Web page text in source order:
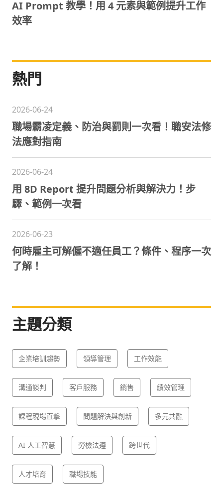
AI Prompt 教學！用 4 元素與範例提升工作
效率
熱門
2026-06-24
職場霸凌定義、防治與罰則一次看！職安法修
法應對指南
2026-06-24
用 8D Report 提升問題分析與解決力！步
驟、範例一次看
2026-06-23
何時雇主可解僱不適任員工？條件、程序一次
了解！
主題分類
企業培訓趨勢 領導管理 工作效能
溝通談判 客戶服務 銷售 績效管理
課程現場直擊 問題解決與創新 多元共融
AI 人工智慧 勞檢法遵 跨世代
人才培育 職場技能